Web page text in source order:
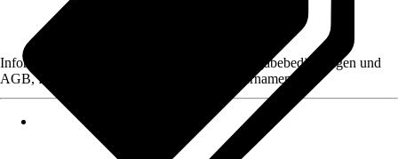
Informationen des Verkäufers, wie z. B. Rückgabebedingungen und
AGB, finden Sie bei Klick auf den Verkäufernamen.